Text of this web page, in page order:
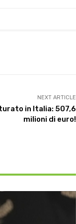
NEXT ARTICLE
in Italia: 507,6
milioni di euro!